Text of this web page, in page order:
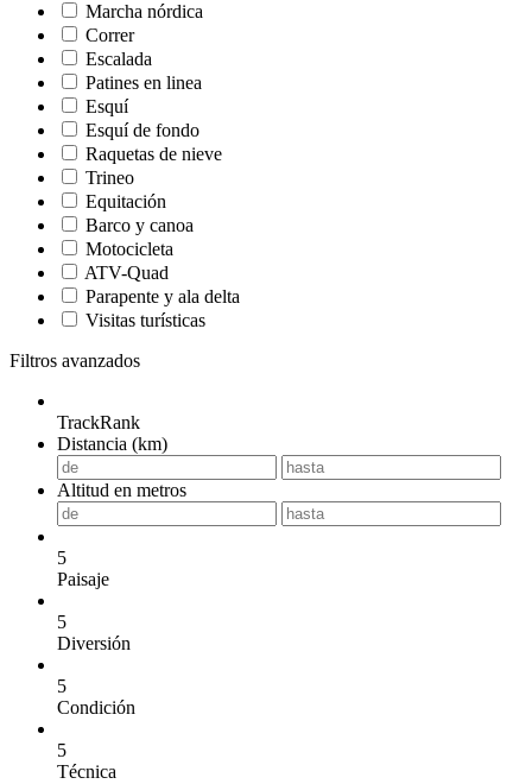
Marcha nórdica
Correr
Escalada
Patines en linea
Esquí
Esquí de fondo
Raquetas de nieve
Trineo
Equitación
Barco y canoa
Motocicleta
ATV-Quad
Parapente y ala delta
Visitas turísticas
Filtros avanzados
TrackRank
Distancia (km)
Altitud en metros
5
Paisaje
5
Diversión
5
Condición
5
Técnica